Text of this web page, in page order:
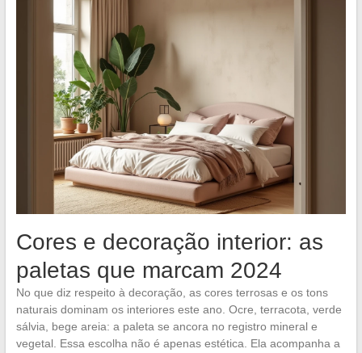
Cores e decoração interior: as
paletas que marcam 2024
No que diz respeito à decoração, as cores terrosas e os tons
naturais dominam os interiores este ano. Ocre, terracota, verde
sálvia, bege areia: a paleta se ancora no registro mineral e
vegetal. Essa escolha não é apenas estética. Ela acompanha a